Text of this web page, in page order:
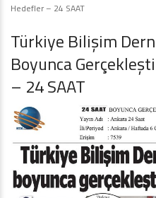
Hedefler – 24 SAAT
Türkiye Bilişim
Boyunca
– 24 SAAT